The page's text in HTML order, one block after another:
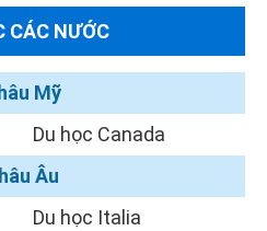
CÁC NƯỚC
Mỹ
Du học Canada
Âu
Du học Italia